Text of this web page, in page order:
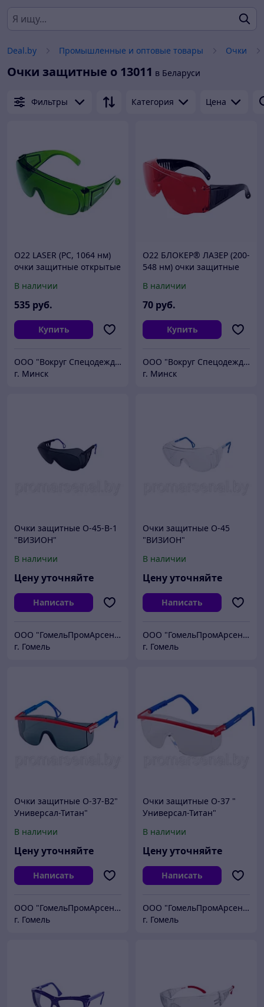
Deal.by Промышленные и оптовые товары Очки
Очки защитные о 13011 в Беларуси
Фильтры Категория Цена
О22 LASER (РС, 1064 нм)
очки защитные открытые
30 дней!!
В наличии
535 руб.
Купить
ООО "Вокруг Спецодежды"
г. Минск
О22 БЛОКЕР® ЛАЗЕР (200-
548 нм) очки защитные
В наличии
70 руб.
Купить
ООО "Вокруг Спецодежды"
г. Минск
Очки защитные О-45-В-1
"ВИЗИОН"
В наличии
Цену уточняйте
Написать
ООО "ГомельПромАрсенал"
г. Гомель
Очки защитные О-45
"ВИЗИОН"
В наличии
Цену уточняйте
Написать
ООО "ГомельПромАрсенал"
г. Гомель
Очки защитные О-37-В2"
Универсал-Титан"
В наличии
Цену уточняйте
Написать
ООО "ГомельПромАрсенал"
г. Гомель
Очки защитные О-37 "
Универсал-Титан"
В наличии
Цену уточняйте
Написать
ООО "ГомельПромАрсенал"
г. Гомель